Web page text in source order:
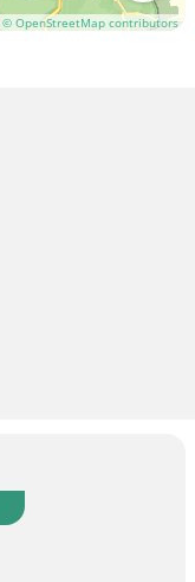
© OpenStreetMap contributors